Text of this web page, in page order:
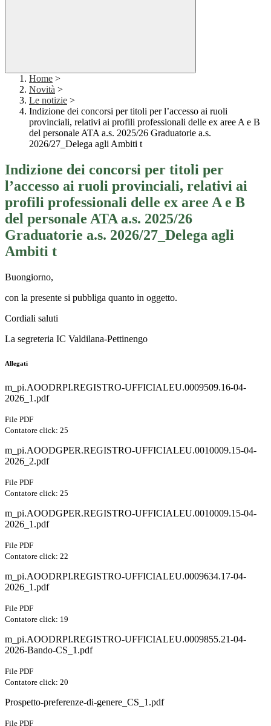
Home >
Novità >
Le notizie >
Indizione dei concorsi per titoli per l’accesso ai ruoli
provinciali, relativi ai profili professionali delle ex aree A e B
del personale ATA a.s. 2025/26 Graduatorie a.s.
2026/27_Delega agli Ambiti t
Indizione dei concorsi per titoli per
l’accesso ai ruoli provinciali, relativi ai
profili professionali delle ex aree A e B
del personale ATA a.s. 2025/26
Graduatorie a.s. 2026/27_Delega agli
Ambiti t
Buongiorno,
con la presente si pubbliga quanto in oggetto.
Cordiali saluti
La segreteria IC Valdilana-Pettinengo
Allegati
m_pi.AOODRPI.REGISTRO-UFFICIALEU.0009509.16-04-
2026_1.pdf
File PDF
Contatore click: 25
m_pi.AOODGPER.REGISTRO-UFFICIALEU.0010009.15-04-
2026_2.pdf
File PDF
Contatore click: 25
m_pi.AOODGPER.REGISTRO-UFFICIALEU.0010009.15-04-
2026_1.pdf
File PDF
Contatore click: 22
m_pi.AOODRPI.REGISTRO-UFFICIALEU.0009634.17-04-
2026_1.pdf
File PDF
Contatore click: 19
m_pi.AOODRPI.REGISTRO-UFFICIALEU.0009855.21-04-
2026-Bando-CS_1.pdf
File PDF
Contatore click: 20
Prospetto-preferenze-di-genere_CS_1.pdf
File PDF